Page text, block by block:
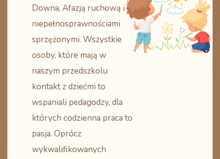
Downa, Afazją ruchową i
niepełnosprawnościami
sprzężonymi. Wszystkie
osoby, które mają w
naszym przedszkolu
kontakt z dziećmi to
wspaniali pedagodzy, dla
których codzienna praca to
pasja. Oprócz
wykwalifikowanych